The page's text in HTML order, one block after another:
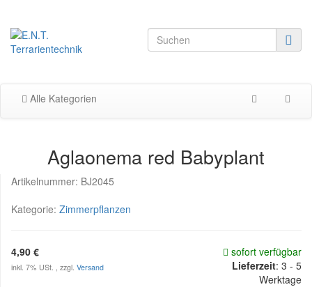
Alle Kategorien
Aglaonema red Babyplant
Artikelnummer: BJ2045
Kategorie: Zimmerpflanzen
4,90 €
inkl. 7% USt. , zzgl. Versand
sofort verfügbar
Lieferzeit: 3 - 5
Werktage